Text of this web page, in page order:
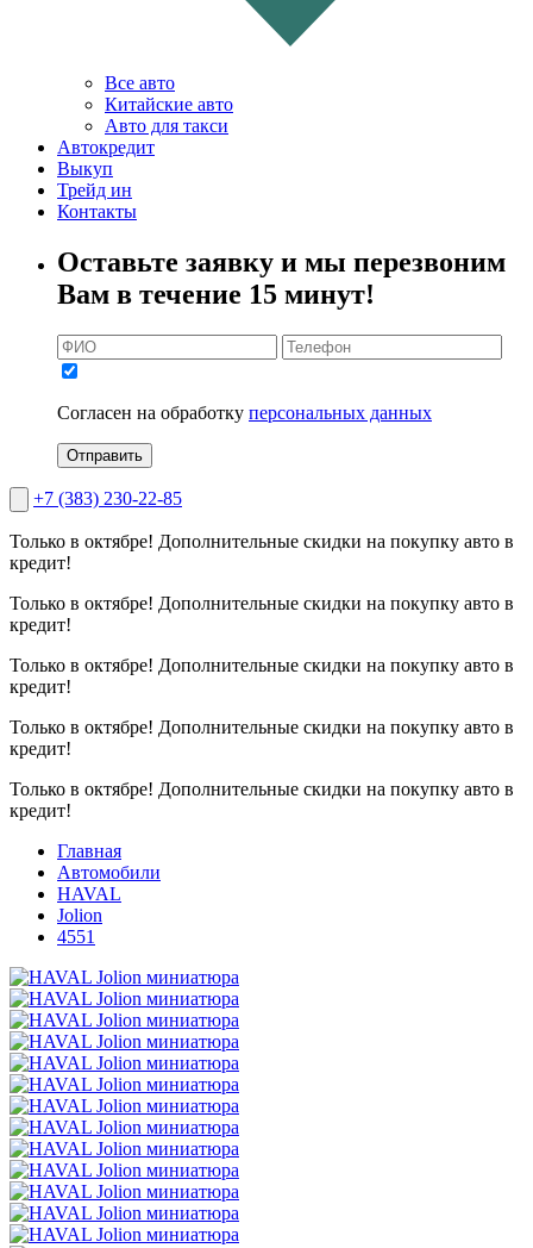
Все авто
Китайские авто
Авто для такси
Автокредит
Выкуп
Трейд ин
Контакты
Оставьте заявку и мы перезвоним
Вам в течение 15 минут!
Согласен на обработку персональных данных
Отправить
+7 (383) 230-22-85
Только в октябре! Дополнительные скидки на покупку авто в
кредит!
Только в октябре! Дополнительные скидки на покупку авто в
кредит!
Только в октябре! Дополнительные скидки на покупку авто в
кредит!
Только в октябре! Дополнительные скидки на покупку авто в
кредит!
Только в октябре! Дополнительные скидки на покупку авто в
кредит!
Главная
Автомобили
HAVAL
Jolion
4551